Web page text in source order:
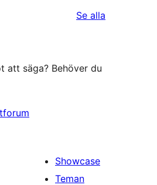
Se alla
att säga? Behöver du
Showcase
Teman